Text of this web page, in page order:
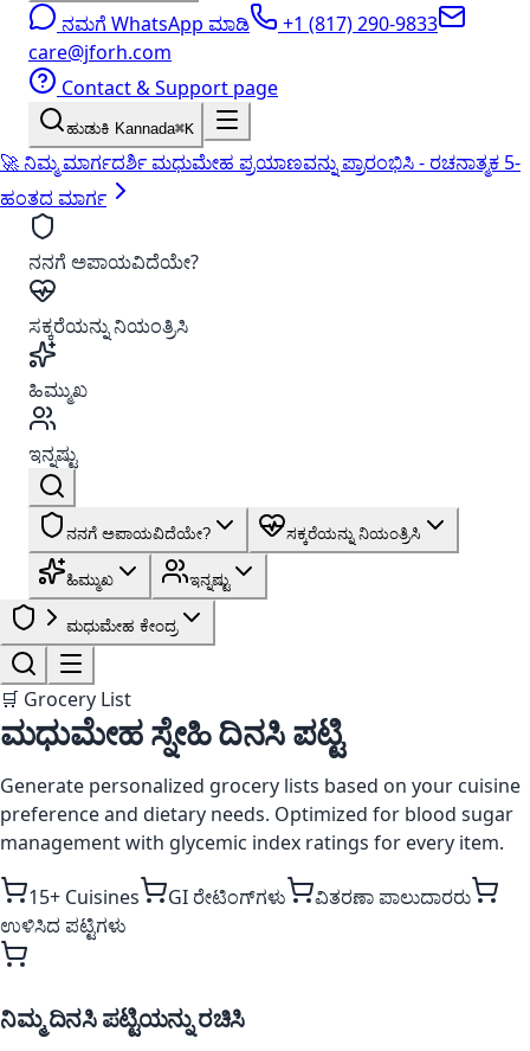
ನಮಗೆ WhatsApp ಮಾಡಿ
+1 (817) 290-9833
care@jforh.com
Contact & Support page
ಹುಡುಕಿ Kannada⌘K
🚀 ನಿಮ್ಮ ಮಾರ್ಗದರ್ಶಿ ಮಧುಮೇಹ ಪ್ರಯಾಣವನ್ನು ಪ್ರಾರಂಭಿಸಿ - ರಚನಾತ್ಮಕ 5-
ಹಂತದ ಮಾರ್ಗ
ನನಗೆ ಅಪಾಯವಿದೆಯೇ?
ಸಕ್ಕರೆಯನ್ನು ನಿಯಂತ್ರಿಸಿ
ಹಿಮ್ಮುಖ
ಇನ್ನಷ್ಟು
ನನಗೆ ಅಪಾಯವಿದೆಯೇ? ಸಕ್ಕರೆಯನ್ನು ನಿಯಂತ್ರಿಸಿ
ಹಿಮ್ಮುಖ ಇನ್ನಷ್ಟು
ಮಧುಮೇಹ ಕೇಂದ್ರ
🛒 Grocery List
ಮಧುಮೇಹ ಸ್ನೇಹಿ ದಿನಸಿ ಪಟ್ಟಿ
Generate personalized grocery lists based on your cuisine
preference and dietary needs. Optimized for blood sugar
management with glycemic index ratings for every item.
15+ Cuisines GI ರೇಟಿಂಗ್‌ಗಳು
ವಿತರಣಾ ಪಾಲುದಾರರು
ಉಳಿಸಿದ ಪಟ್ಟಿಗಳು
ನಿಮ್ಮ ದಿನಸಿ ಪಟ್ಟಿಯನ್ನು ರಚಿಸಿ